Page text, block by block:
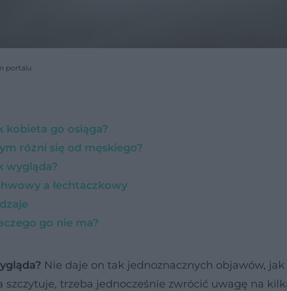
portalu
kobieta go osiąga?
różni się od męskiego?
wygląda?
a łechtaczkowy
go nie ma?
Nie daje on tak jednoznacznych objawów, jak
szczytuje, trzeba jednocześnie zwrócić uwagę na